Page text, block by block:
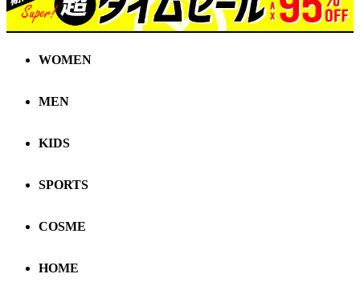
WOMEN
MEN
KIDS
SPORTS
COSME
HOME